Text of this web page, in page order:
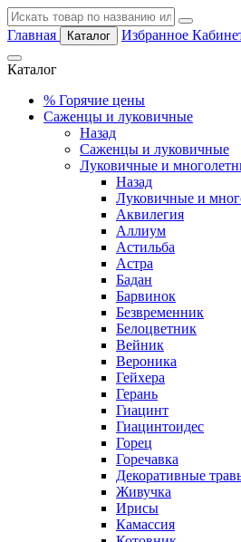
Главная Каталог Избранное
Каталог
% Горячие цены
Саженцы и луковичные
Назад
Саженцы и луковичные
Луковичные и
Назад
Луковичные и
Аквилегия
Аллиум
Астильба
Астра
Бадан
Барвинок
Безвременник
Белоцветник
Вейник
Вероника
Гейхера
Герань
Гиацинт
Гиацинтоидес
Горец
Горечавка
Декоративные
Живучка
Ирисы
Камассия